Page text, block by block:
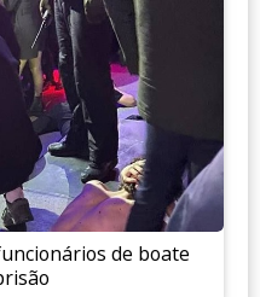
de boate